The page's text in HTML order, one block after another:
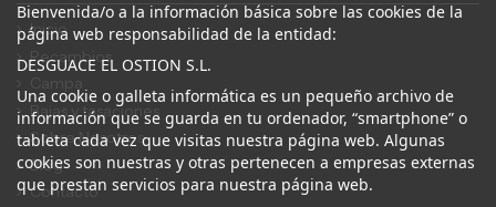
Inicio
Recambios
Bajas y tasaciones
Sobre Nosotros
Blog
Contacto
Bienvenida/o a la información básica sobre las cookies de la
página web responsabilidad de la entidad:
DESGUACE EL OSTION S.L.
Una cookie o galleta informática es un pequeño archivo de
información que se guarda en tu ordenador, “smartphone” o
tableta cada vez que visitas nuestra página web. Algunas
cookies son nuestras y otras pertenecen a empresas externas
que prestan servicios para nuestra página web.